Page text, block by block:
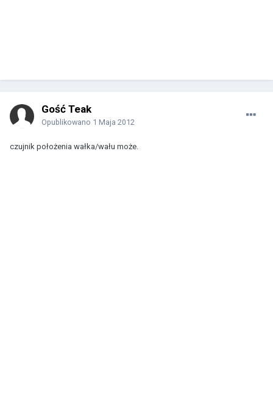
Gość Teak
Opublikowano 1 Maja 2012
czujnik położenia wałka/wału może.